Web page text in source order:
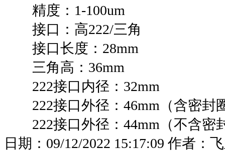
精度：1-100um
接口：高222/三角
接口长度：28mm
三角高：36mm
222接口内径：32mm
222接口外径：46mm（含密封
222接口外径：44mm（不含密
日期： 09/12/2022 15:17:09 作者：